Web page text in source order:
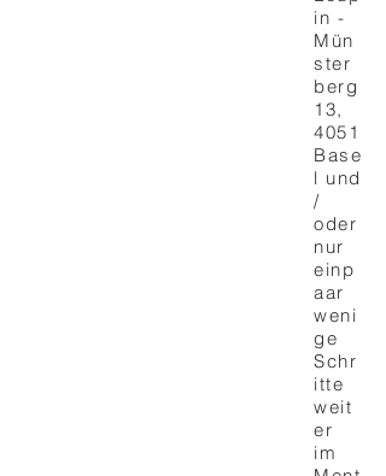
in -
Mün
ster
berg
13,
4051
Base
l und
/
oder
nur
einp
aar
weni
ge
Schr
itte
weit
er
im